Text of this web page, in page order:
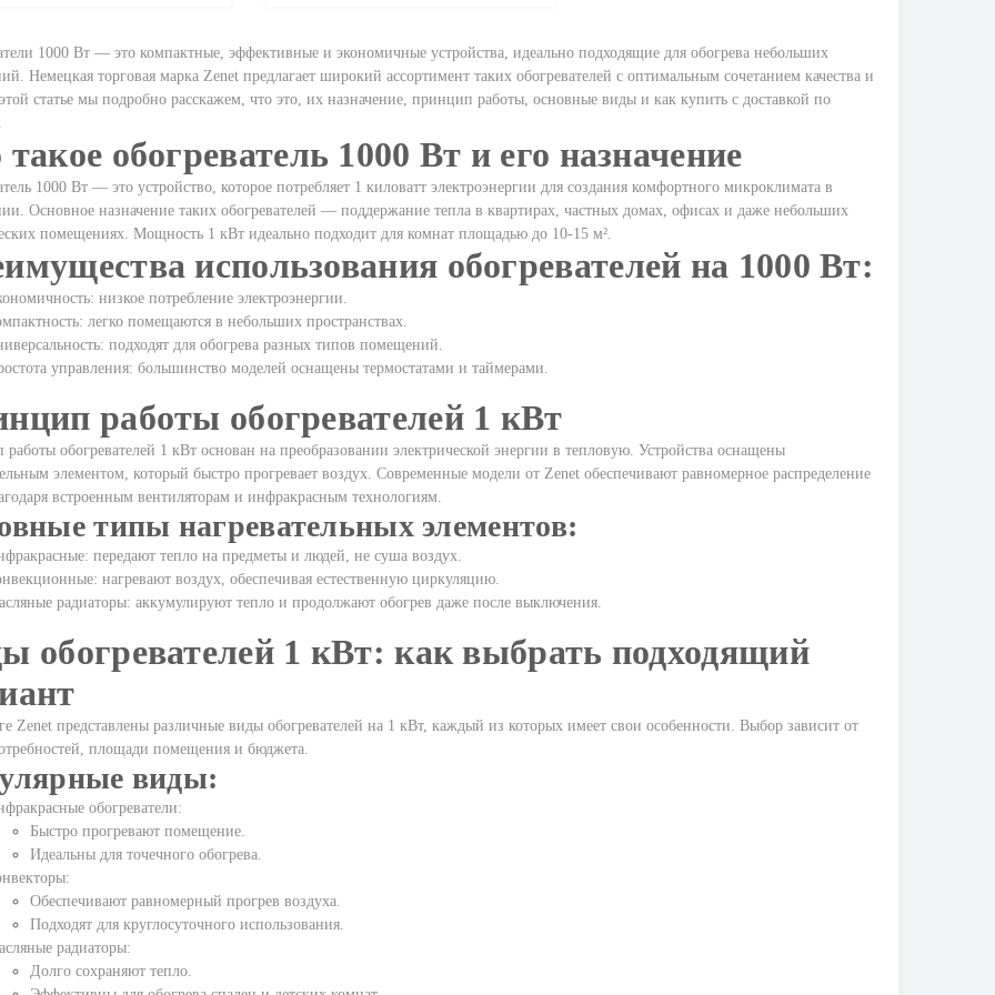
1000 Вт — это компактные, эффективные и экономичные устройства, идеально подходящие для обогрева небольших
Немецкая торговая марка Zenet предлагает широкий ассортимент таких обогревателей с оптимальным сочетанием качества и
статье мы подробно расскажем, что это, их назначение, принцип работы, основные виды и как купить с доставкой по
обогреватель 1000 Вт и его назначение
1000 Вт — это устройство, которое потребляет 1 киловатт электроэнергии для создания комфортного микроклимата в
Основное назначение таких обогревателей — поддержание тепла в квартирах, частных домах, офисах и даже небольших
помещениях. Мощность 1 кВт идеально подходит для комнат площадью до 10-15 м².
использования обогревателей на 1000 Вт:
низкое потребление электроэнергии.
легко помещаются в небольших пространствах.
подходят для обогрева разных типов помещений.
управления: большинство моделей оснащены термостатами и таймерами.
работы обогревателей 1 кВт
обогревателей 1 кВт основан на преобразовании электрической энергии в тепловую. Устройства оснащены
элементом, который быстро прогревает воздух. Современные модели от Zenet обеспечивают равномерное распределение
встроенным вентиляторам и инфракрасным технологиям.
типы нагревательных элементов:
передают тепло на предметы и людей, не суша воздух.
нагревают воздух, обеспечивая естественную циркуляцию.
радиаторы: аккумулируют тепло и продолжают обогрев даже после выключения.
обогревателей 1 кВт: как выбрать подходящий
Zenet представлены различные виды обогревателей на 1 кВт, каждый из которых имеет свои особенности. Выбор зависит от
площади помещения и бюджета.
виды:
обогреватели:
Быстро прогревают помещение.
Идеальны для точечного обогрева.
Обеспечивают равномерный прогрев воздуха.
Подходят для круглосуточного использования.
радиаторы:
Долго сохраняют тепло.